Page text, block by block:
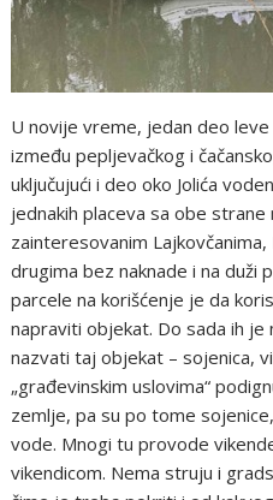
U novije vreme, jedan deo
između pepljevačkog i
uključujući i deo oko Jolića
jednakih placeva sa obe
zainteresovanim
drugima bez naknade i na duži
parcele na korišćenje je da
napraviti objekat. Do sada ih
nazvati taj objekat – sojenica,
„građevinskim uslovima“
zemlje, pa su po tome
vode. Mnogi tu provode
vikendicom. Nema struju i